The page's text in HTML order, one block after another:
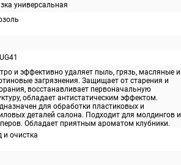
универсальная
и эффективно удаляет пыль, грязь, масляные и
загрязнения. Защищает от старения и
восстанавливает первоначальную
обладает антистатическим эффектом.
для обработки пластиковых и
деталей салона. Подходит для молдингов и
Обладает приятным ароматом клубники.
и очистка